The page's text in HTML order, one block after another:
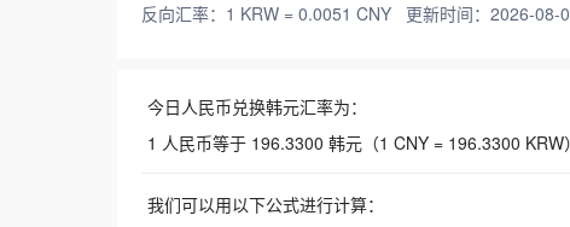
反向汇率：1 KRW = 0.0051 CNY 更新时间：2026-08-
今日人民币兑换韩元汇率为：
1 人民币等于 196.3300 韩元（1 CNY = 196.3300
我们可以用以下公式进行计算：